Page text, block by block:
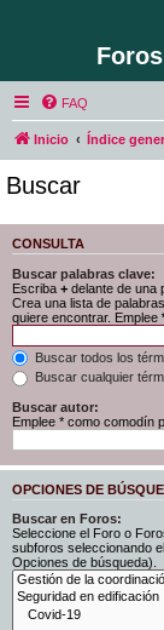
FAQ
Inicio Índice
Buscar
CONSULTA
Buscar palabras clave:
Escriba + delante de una
Crea una lista de
quiere encontrar. Emplee
Buscar todos los
Buscar cualquier
Buscar autor:
Emplee * como comodín
OPCIONES DE
Buscar en Foros:
Seleccione el Foro o
subforos seleccionando
Opciones de búsqueda).